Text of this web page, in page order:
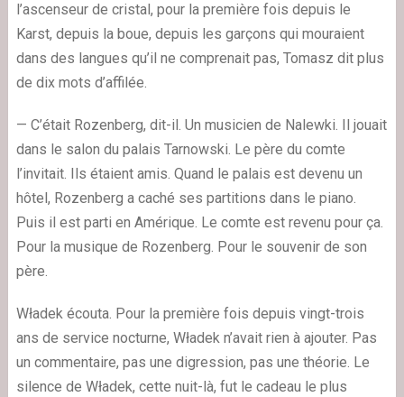
l’ascenseur de cristal, pour la première fois depuis le
Karst, depuis la boue, depuis les garçons qui mouraient
dans des langues qu’il ne comprenait pas, Tomasz dit plus
de dix mots d’affilée.
— C’était Rozenberg, dit-il. Un musicien de Nalewki. Il jouait
dans le salon du palais Tarnowski. Le père du comte
l’invitait. Ils étaient amis. Quand le palais est devenu un
hôtel, Rozenberg a caché ses partitions dans le piano.
Puis il est parti en Amérique. Le comte est revenu pour ça.
Pour la musique de Rozenberg. Pour le souvenir de son
père.
Władek écouta. Pour la première fois depuis vingt-trois
ans de service nocturne, Władek n’avait rien à ajouter. Pas
un commentaire, pas une digression, pas une théorie. Le
silence de Władek, cette nuit-là, fut le cadeau le plus